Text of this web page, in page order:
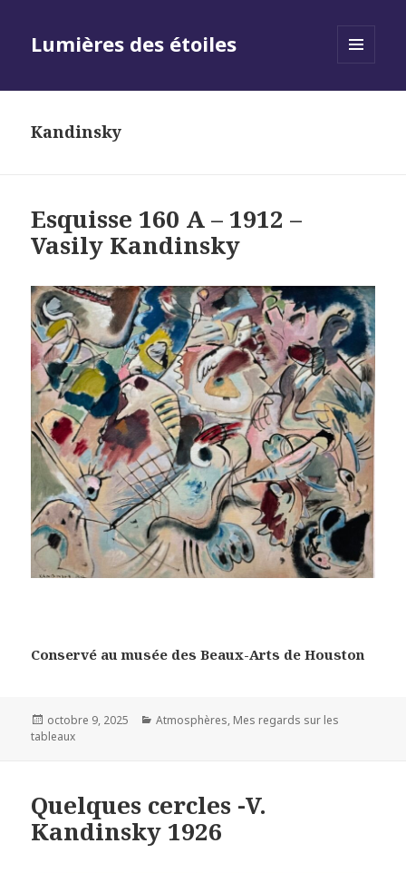
Lumières des étoiles
Kandinsky
Esquisse 160 A – 1912 –
Vasily Kandinsky
Conservé au musée des Beaux-Arts de Houston
Posted
on
octobre 9, 2025 Categories
Atmosphères, Mes regards sur les
tableaux
Quelques cercles -V.
Kandinsky 1926